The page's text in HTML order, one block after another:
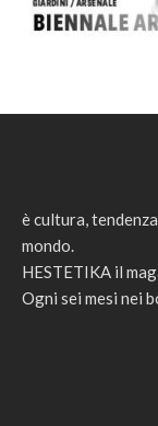
è cultura,
mondo.
HESTETIKA il
Ogni sei mesi nei